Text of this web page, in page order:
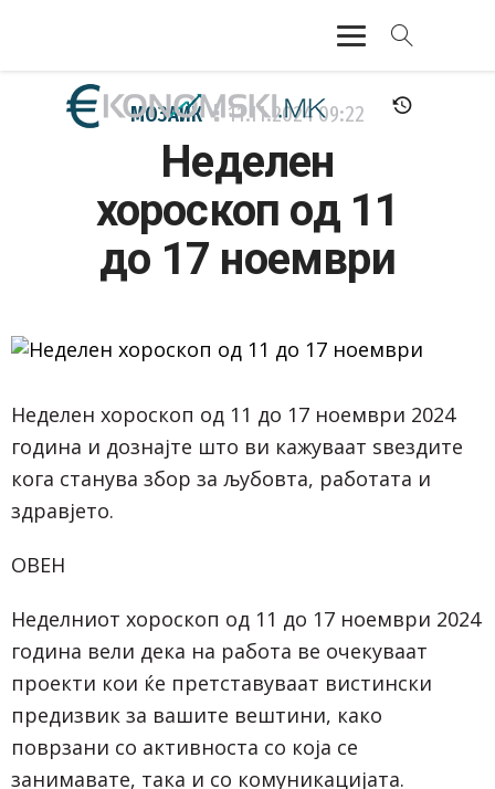
АКТУЕЛНО
ЕКОНОМИЈА
ФИНАНСИИ
БАНКАРСТВО
МОЗАИК 11.11.202409:22
Неделен
хороскоп од 11
до 17 ноември
Неделен хороскоп од 11 до 17 ноември 2024
година и дознајте што ви кажуваат ѕвездите
кога станува збор за љубовта, работата и
здравјето.
ОВЕН
Неделниот хороскоп од 11 до 17 ноември 2024
година вели дека на работа ве очекуваат
проекти кои ќе претставуваат вистински
предизвик за вашите вештини, како
поврзани со активноста со која се
занимавате, така и со комуникацијата.